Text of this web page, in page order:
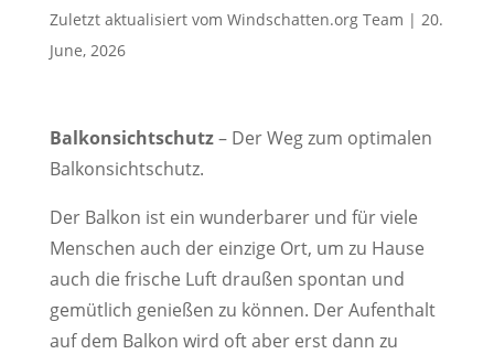
Zuletzt aktualisiert vom Windschatten.org Team | 20.
June, 2026
Balkonsichtschutz– Der Weg zum optimalen
Balkonsichtschutz.
Der Balkon ist ein wunderbarer und für viele
Menschen auch der einzige Ort, um zu Hause
auch die frische Luft draußen spontan und
gemütlich genießen zu können. Der Aufenthalt
auf dem Balkon wird oft aber erst dann zu